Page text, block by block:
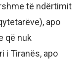
të ndërtimit
apo
që nuk
i Tiranës, apo